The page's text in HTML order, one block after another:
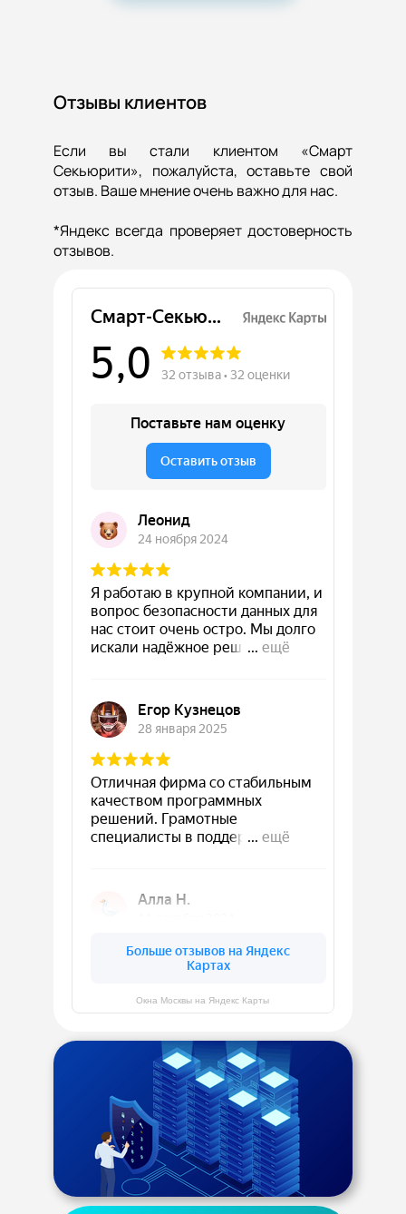
Отзывы клиентов
Если вы стали клиентом «Смарт
Секьюрити», пожалуйста, оставьте свой
отзыв. Ваше мнение очень важно для нас.
*Яндекс всегда проверяет достоверность
отзывов.
Окна Москвы на Яндекс Карты